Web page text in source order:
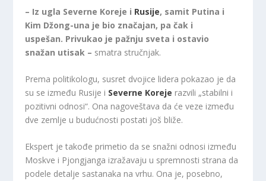
– Iz ugla Severne Koreje i Rusije, samit Putina i
Kim Džong-una je bio značajan, pa čak i
uspešan. Privukao je pažnju sveta i ostavio
snažan utisak – smatra stručnjak.
Prema politikologu, susret dvojice lidera pokazao je da
su se između Rusije i Severne Koreje razvili „stabilni i
pozitivni odnosi“. Ona nagoveštava da će veze između
dve zemlje u budućnosti postati još bliže.
Ekspert je takođe primetio da se snažni odnosi između
Moskve i Pjongjanga izražavaju u spremnosti strana da
podele detalje sastanaka na vrhu. Ona je, posebno,